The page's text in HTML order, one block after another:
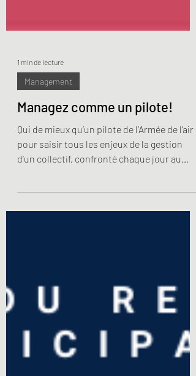
1 min de lecture
Management
Managez comme un pilote!
Qui de mieux qu’un pilote de l’Armée de l’air
pour saisir tous les enjeux de la gestion